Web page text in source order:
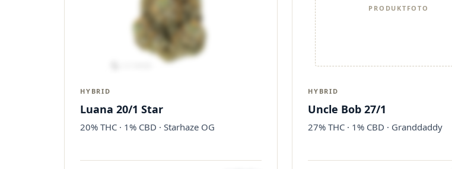
HYBRID
Luana 20/1 Star
20% THC · 1% CBD · Starhaze OG
PRODUKTFOTO
HYBRID
Uncle Bob 27/1
27% THC · 1% CBD · Granddaddy